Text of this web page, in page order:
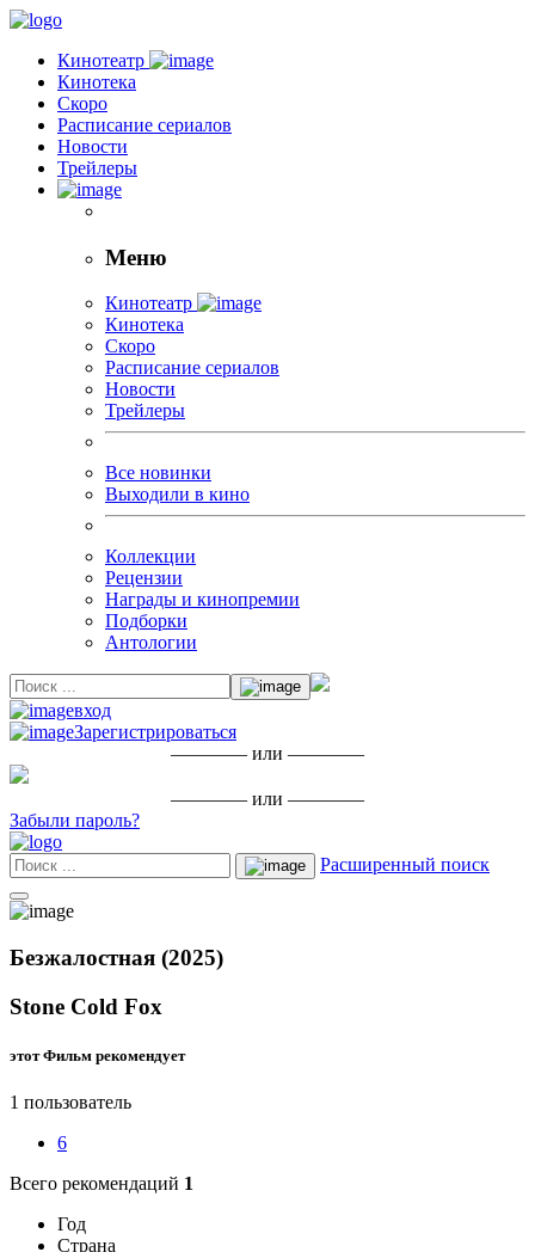
Кинотеатр
Кинотека
Скоро
Расписание сериалов
Новости
Трейлеры
Меню
Кинотеатр
Кинотека
Скоро
Расписание сериалов
Новости
Трейлеры
Все новинки
Выходили в кино
Коллекции
Рецензии
Награды и кинопремии
Подборки
Антологии
вход
Зарегистрироваться
———— или ————
———— или ————
Забыли пароль?
Расширенный поиск
Безжалостная (2025)
Stone Cold Fox
этот Фильм рекомендует
1 пользователь
6
Всего рекомендаций 1
Год
Страна